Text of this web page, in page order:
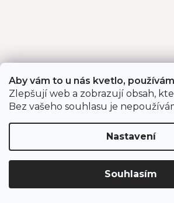
Aby vám to u nás kvetlo,
Zlepšují web a zobrazují obsah,
Bez vašeho souhlasu je
Nastavení
Souhlasím